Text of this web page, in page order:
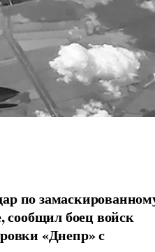
по
сообщил боец войск
«Днепр» с